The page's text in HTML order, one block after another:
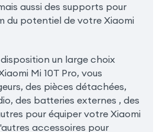
aussi des supports pour
du potentiel de votre Xiaomi
un large choix
Mi 10T Pro, vous
des pièces détachées,
des batteries externes , des
pour équiper votre Xiaomi
accessoires pour